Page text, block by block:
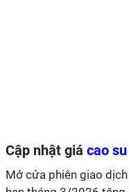
Cập nhật giá cao
Mở cửa phiên giao